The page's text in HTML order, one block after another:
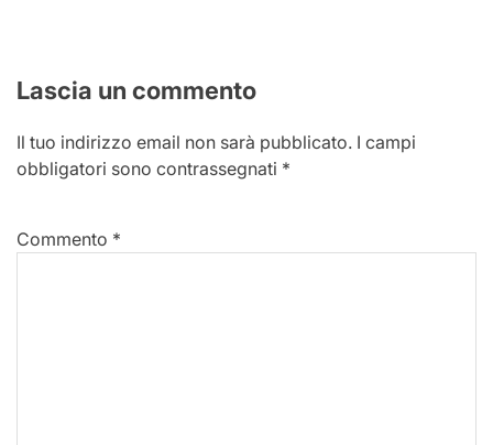
Lascia un commento
Il tuo indirizzo email non sarà pubblicato. I campi
obbligatori sono contrassegnati *
Commento *